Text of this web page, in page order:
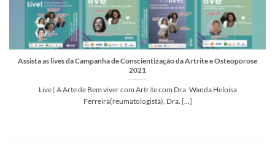
Assista as lives da Campanha de Conscientização da Artrite e Osteoporose
2021
Live | A Arte de Bem viver com Artrite com Dra. Wanda Heloisa
Ferreira(reumatologista), Dra. [...]